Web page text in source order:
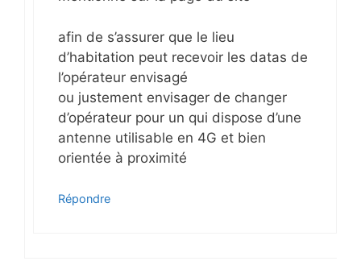
afin de s’assurer que le lieu
d’habitation peut recevoir les datas de
l’opérateur envisagé
ou justement envisager de changer
d’opérateur pour un qui dispose d’une
antenne utilisable en 4G et bien
orientée à proximité
Répondre